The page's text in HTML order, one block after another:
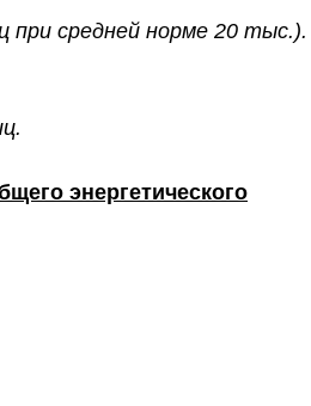
при средней норме 20 тыс.).
энергетического